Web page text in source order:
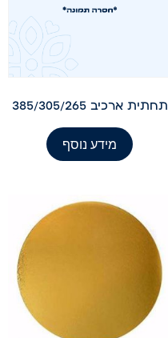
תחתית ארכיב 385/305/265
מידע נוסף